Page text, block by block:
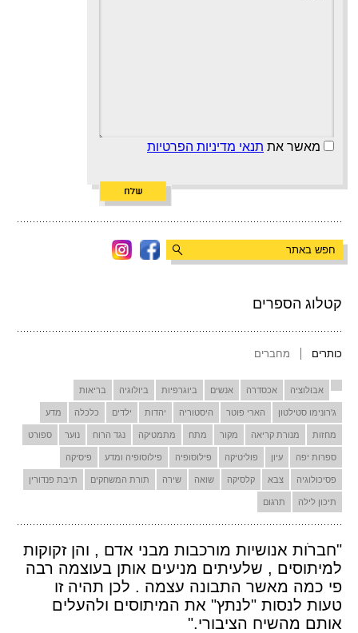
קטלוג הספרים
כותרים מחברים
אבולוציה אכסדרה אנשים ביוגרפיות ביולוגיה בריאות
ג'רונימו סטילטון הארי פוטר היסטוריה יהדות ילדים כלכלה מדע
מחזות מנורת קריאה מקור מתח מתמטיקה נגד הרוח נוער ספורט
ספרות יפה עיון פוליטיקה פילוסופיה פילוסופיה ומדע פיסיקה
פסיכולוגיה צבא קלסיקה שואה שירה תורת המשחקים תיבת פנדורין
תיכון לילה תרגום
"חברֹות אנושיות מורכבות מבני אדם , והן זקוקות
למיתוסים , שלעיתים מניעים אותן בעוצמה רבה
פי כמה מאשר התבונה עצמה . לכן תהיה זו
טעות לנסות "לנתץ" את המיתוסים ולהעלים
אותם מהשיח הציבורי."
מאשר את תנאי מדיניות הפרטיות